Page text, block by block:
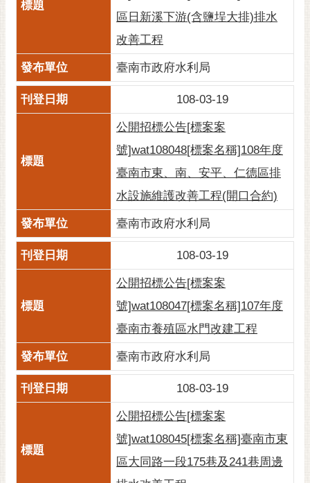
站
開
放
宣
告
交
置
區日新溪下游(含鹽埕大排)排水
改善工程
臺南市政府水利局
108-03-19
公開招標公告[標案案
號]wat108048[標案名稱]108年度
臺南市東、南、安平、仁德區排
水設施維護改善工程(開口合約)
臺南市政府水利局
108-03-19
公開招標公告[標案案
號]wat108047[標案名稱]107年度
臺南市養殖區水門改建工程
臺南市政府水利局
108-03-19
公開招標公告[標案案
號]wat108045[標案名稱]臺南市東
區大同路一段175巷及241巷周邊